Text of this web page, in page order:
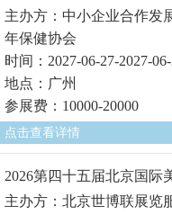
主办方：中小企业合作发
年保健协会
时间：2027-06-27-2027-
地点：广州
参展费：10000-20000
点击查看详情
2026第四十五届北京国际
主办方：北京世博联展览